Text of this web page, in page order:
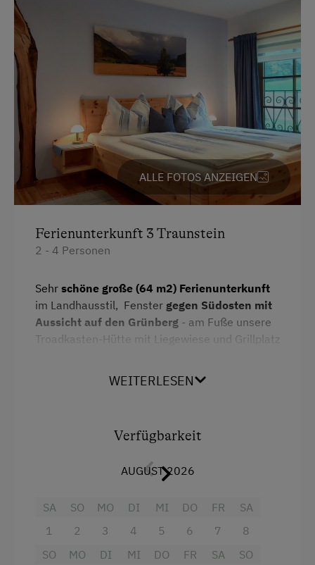
Besondere Unterkünfte
Küchenausstattung
Kühlschrank
Haupthaus
Doppelbett (Kingsize)
Einzelbett
ALLE FOTOS ANZEIGEN
Ferienunterkunft 3 Traunstein
2 - 4 Personen
Sehr schöne große (64 m2) Ferienunterkunft
im Landhausstil, Fenster gegen Südosten mit
Aussicht auf den Grünberg - am Fuße unsere
Troadkasten-Hütte mit Liegewiese und Grillplatz
Heimelige Holzböden, Kochgelegenheit
Küchenausstattung , Geschirrspüler u.
und Balkon, helle
eigene Vorzimmergetrennte Schlafzimmer (1
Einzelbetten) Endreinigung EUR 49,-
Ausstattung
WEITERLESEN
Verfügbarkeit
AUGUST 2026
SA
1
SO
2
MO
3
DI
4
MI
5
DO
6
FR
7
SA
8
SO
MO
DI
MI
DO
FR
SA
SO